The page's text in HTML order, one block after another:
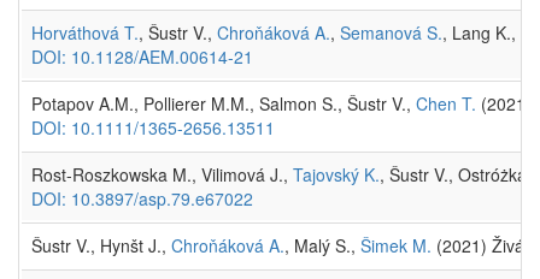
Horváthová T., Šustr V., Chroňáková A., Semanová S., Lang K.,
DOI: 10.1128/AEM.00614-21
Potapov A.M., Pollierer M.M., Salmon S., Šustr V., Chen T. (2021)
DOI: 10.1111/1365-2656.13511
Rost-Roszkowska M., Vilimová J., Tajovský K., Šustr V., Ostróżka
DOI: 10.3897/asp.79.e67022
Šustr V., Hynšt J., Chroňáková A., Malý S., Šimek M. (2021) Živá